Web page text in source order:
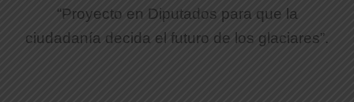
“Proyecto en Diputados para que la
ciudadanía decida el futuro de los glaciares”.